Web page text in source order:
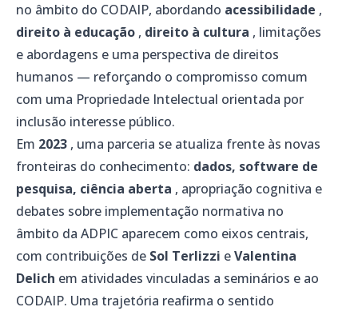
no âmbito do CODAIP, abordando acessibilidade ,
direito à educação , direito à cultura , limitações
e abordagens e uma perspectiva de direitos
humanos — reforçando o compromisso comum
com uma Propriedade Intelectual orientada por
inclusão interesse público.
Em 2023 , uma parceria se atualiza frente às novas
fronteiras do conhecimento: dados, software de
pesquisa, ciência aberta , apropriação cognitiva e
debates sobre implementação normativa no
âmbito da ADPIC aparecem como eixos centrais,
com contribuições de Sol Terlizzi eValentina
Delich em atividades vinculadas a seminários e ao
CODAIP. Uma trajetória reafirma o sentido